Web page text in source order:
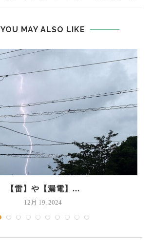
YOU MAY ALSO LIKE
【雷】や【漏電】...
12月 19, 2024